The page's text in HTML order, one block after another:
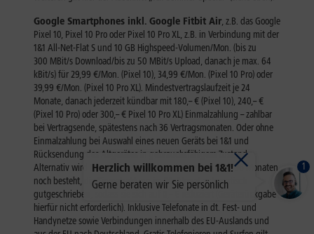
1
Herzlich willkommen bei 1&1!
Gerne beraten wir Sie persönlich